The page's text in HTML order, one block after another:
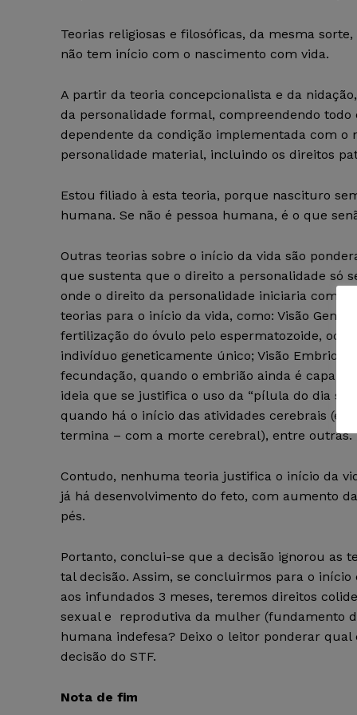
Teorias religiosas e filosóficas, da mesma
não tem início com o nascimento com vida.
A partir da teoria concepcionalista e da
da personalidade formal, compreendendo
dependente da condição implementada com o
personalidade material, incluindo os direitos
Estou filiado à esta teoria, porque nascituro
humana. Se não é pessoa humana, é o que
Outras teorias sobre o início da vida são
que sustenta que o direito a personalidade só
onde o direito da personalidade iniciaria com
teorias para o início da vida, como: Visão
fertilização do óvulo pelo espermatozoide,
indivíduo geneticamente único; Visão
fecundação, quando o embrião ainda é capaz
ideia que se justifica o uso da “pílula do dia
quando há o início das atividades cerebrais
termina – com a morte cerebral), entre outras.
Contudo, nenhuma teoria justifica o início da
já há desenvolvimento do feto, com aumento
pés.
Portanto, conclui-se que a decisão ignorou as
tal decisão. Assim, se concluirmos para o
aos infundados 3 meses, teremos direitos
sexual e reprodutiva da mulher (fundamento
humana indefesa? Deixo o leitor ponderar
decisão do STF.
Nota de fim